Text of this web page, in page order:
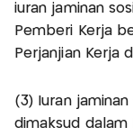
iuran jaminan
Pemberi Kerja
Perjanjian Kerja
(3) Iuran
dimaksud dalam